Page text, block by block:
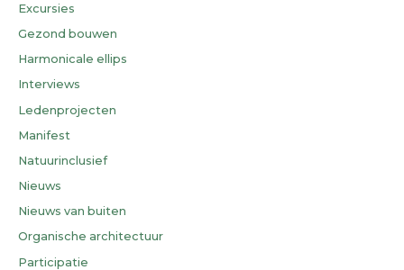
Excursies
Gezond bouwen
Harmonicale ellips
Interviews
Ledenprojecten
Manifest
Natuurinclusief
Nieuws
Nieuws van buiten
Organische architectuur
Participatie